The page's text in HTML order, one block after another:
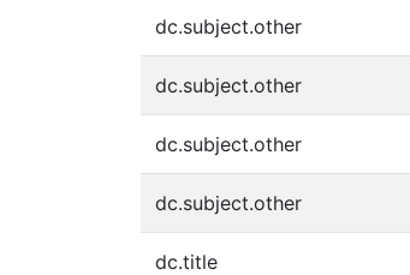
dc.subject.other
dc.subject.other
dc.subject.other
dc.subject.other
dc.title